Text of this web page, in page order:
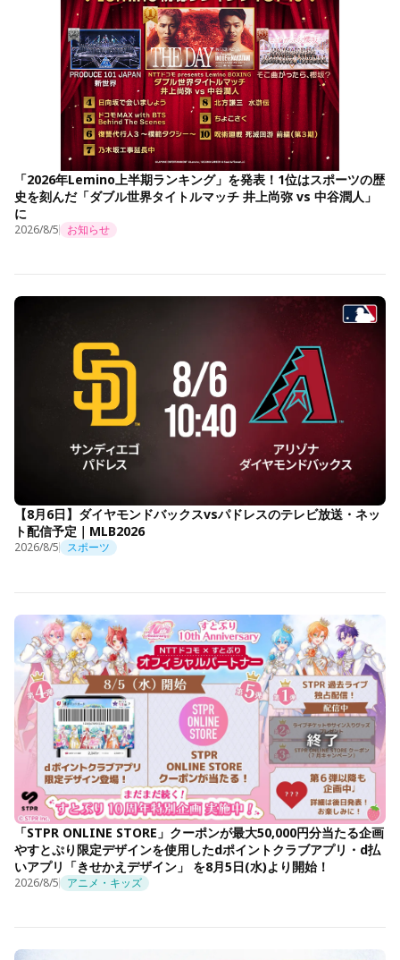
「2026年Lemino上半期ランキング」を発表！1位はスポーツの歴
史を刻んだ「ダブル世界タイトルマッチ 井上尚弥 vs 中谷潤人」
に
2026/8/5 お知らせ
【8月6日】ダイヤモンドバックスvsパドレスのテレビ放送・ネッ
ト配信予定｜MLB2026
2026/8/5 スポーツ
「STPR ONLINE STORE」クーポンが最大50,000円分当たる企画
やすとぷり限定デザインを使用したdポイントクラブアプリ・d払
いアプリ「きせかえデザイン」 を8月5日(水)より開始！
2026/8/5 アニメ・キッズ